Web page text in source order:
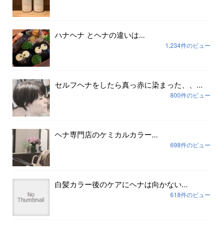
ハナヘナ とヘナの違いは...
1,234件のビュー
セルフヘナをしたら真っ赤に染まった、、...
800件のビュー
ヘナ専門店のケミカルカラー...
698件のビュー
白髪カラー後のケアにヘナは向かない...
618件のビュー